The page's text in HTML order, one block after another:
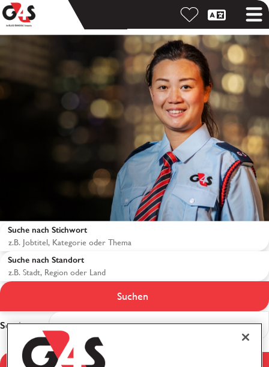
Suchergebnisse
Suche nach Stichwort
Suche nach Standort
Suchen
Sortieren